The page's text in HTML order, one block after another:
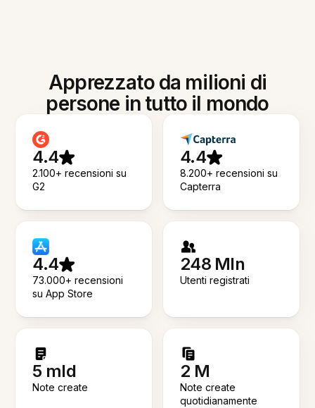
Apprezzato da milioni di
persone in tutto il mondo
4.4
2.100+ recensioni su
G2
4.4
8.200+ recensioni su
Capterra
4.4
73.000+ recensioni
su App Store
248 Mln
Utenti registrati
5 mld
Note create
2 M
Note create
quotidianamente